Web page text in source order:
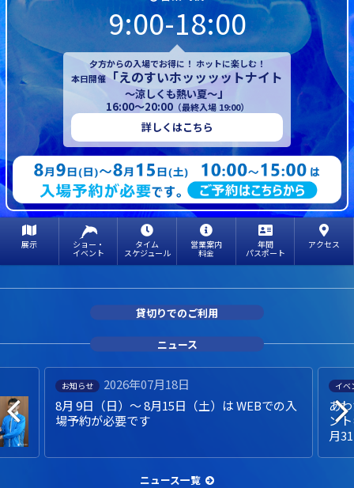
9:00-18:00
夕方からの入場でお得に！ ホットに楽しむ！
本日開催「えのすいホッッッットナイト
～涼しくも熱い夏～」
16:00～20:00（最終入場 19:00）
詳しくはこちら
展示 ショー・
イベント
タイム
スケジュール
営業案内
料金
年間
パスポート
アクセス
貸切りでのご利用
ニュース
お知らせ
2026年07月18日
8月 9日（日）～ 8月15日（土）は WEBでの入
場予約が必要です
イベ
あ
ン
月
ニュース一覧